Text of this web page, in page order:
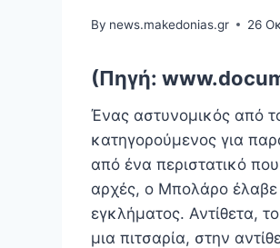
By news.makedonias.gr 26
(Πηγή:
Ένας αστυνομικός από
κατηγορούμενος για
από ένα περιστατικό
αρχές, ο Μπολάρο έλαβε
εγκλήματος. Αντίθετα,
μια πιτσαρία, στην